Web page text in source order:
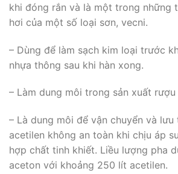
khi đóng rắn và là một trong những
hơi của một số loại sơn, vecni.
– Dùng để làm sạch kim loại trước
nhựa thông sau khi hàn xong.
– Làm dung môi trong sản xuất rượu
– Là dung môi để vận chuyển và
acetilen không an toàn khi chịu áp
hợp chất tinh khiết. Liều lượng pha
aceton với khoảng 250 lít acetilen.